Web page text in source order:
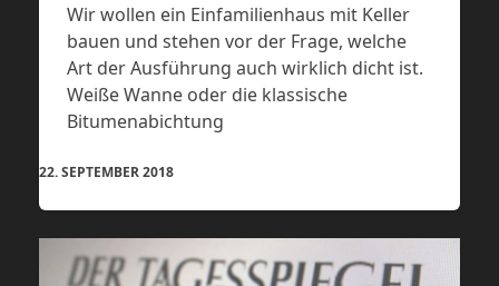
Wir wollen ein Einfamilienhaus mit Keller
bauen und stehen vor der Frage, welche
Art der Ausführung auch wirklich dicht ist.
Weiße Wanne oder die klassische
Bitumenabichtung
22. SEPTEMBER 2018